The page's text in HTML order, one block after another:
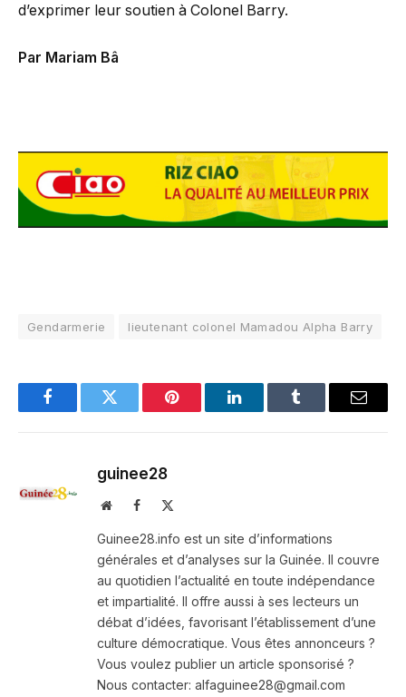
d’exprimer leur soutien à Colonel Barry.
Par Mariam Bâ
Gendarmerie lieutenant colonel Mamadou Alpha Barry
FacebookTwitter Pinterest LinkedInTumblr Email
guinee28
WebsiteFacebook
Guinee28.info est un site d’informations
générales et d’analyses sur la Guinée. Il couvre
au quotidien l’actualité en toute indépendance
et impartialité. Il offre aussi à ses lecteurs un
débat d’idées, favorisant l’établissement d’une
culture démocratique. Vous êtes annonceurs ?
Vous voulez publier un article sponsorisé ?
Nous contacter: alfaguinee28@gmail.com